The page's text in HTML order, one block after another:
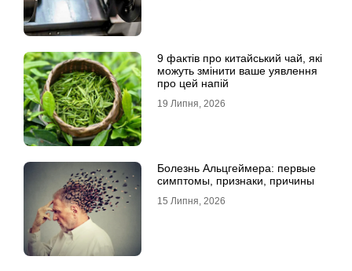
9 фактів про китайський чай, які
можуть змінити ваше уявлення
про цей напій
19 Липня, 2026
Болезнь Альцгеймера: первые
симптомы, признаки, причины
15 Липня, 2026